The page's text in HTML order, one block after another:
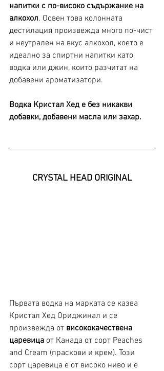
напитки с по-високо съдържание на
алкохол. Освен това колонната
дестилация произвежда много по-чист
и неутрален на вкус алкохол, което е
идеално за спиртни напитки като
водка или джин, които разчитат на
добавени ароматизатори.
Водка Кристал Хед е без никакви
добавки, добавени масла или захар.
CRYSTAL HEAD ORIGINAL
Първата водка на марката се казва
Кристал Хед Ориджинал и се
произвежда от висококачествена
царевица от Канада от сорт Peaches
and Cream (праскови и крем). Този
сорт царевица е от високо ниво и е